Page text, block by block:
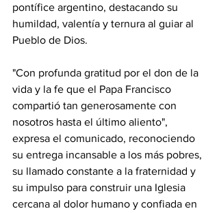
pontífice argentino, destacando su
humildad, valentía y ternura al guiar al
Pueblo de Dios.
"Con profunda gratitud por el don de la
vida y la fe que el Papa Francisco
compartió tan generosamente con
nosotros hasta el último aliento",
expresa el comunicado, reconociendo
su entrega incansable a los más pobres,
su llamado constante a la fraternidad y
su impulso para construir una Iglesia
cercana al dolor humano y confiada en